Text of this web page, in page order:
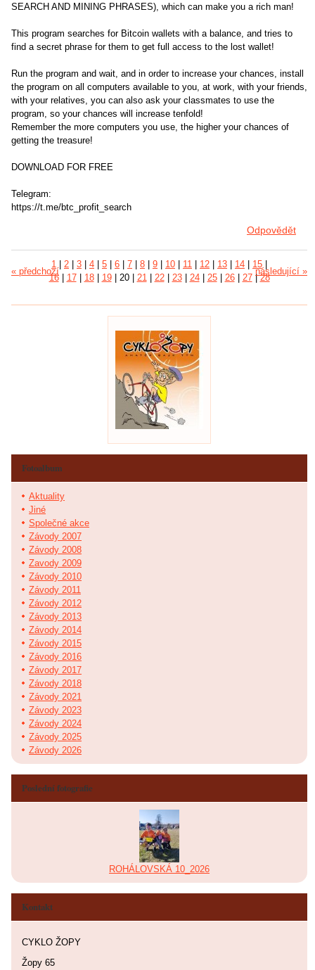
SEARCH AND MINING PHRASES), which can make you a rich man!
This program searches for Bitcoin wallets with a balance, and tries to
find a secret phrase for them to get full access to the lost wallet!
Run the program and wait, and in order to increase your chances, install
the program on all computers available to you, at work, with your friends,
with your relatives, you can also ask your classmates to use the
program, so your chances will increase tenfold!
Remember the more computers you use, the higher your chances of
getting the treasure!
DOWNLOAD FOR FREE
Telegram:
https://t.me/btc_profit_search
Odpovědět
« předchozí
1 | 2 | 3 | 4 | 5 | 6 | 7 | 8 | 9 | 10 | 11 | 12 | 13 | 14 | 15 |
16 | 17 | 18 | 19 | 20 | 21 | 22 | 23 | 24 | 25 | 26 | 27 | 28
následující »
Fotoalbum
Aktuality
Jiné
Společné akce
Závody 2007
Závody 2008
Zavody 2009
Závody 2010
Závody 2011
Závody 2012
Závody 2013
Závody 2014
Závody 2015
Závody 2016
Závody 2017
Závody 2018
Závody 2021
Závody 2023
Závody 2024
Závody 2025
Závody 2026
Poslední fotografie
ROHÁLOVSKÁ 10_2026
Kontakt
CYKLO ŽOPY
Žopy 65